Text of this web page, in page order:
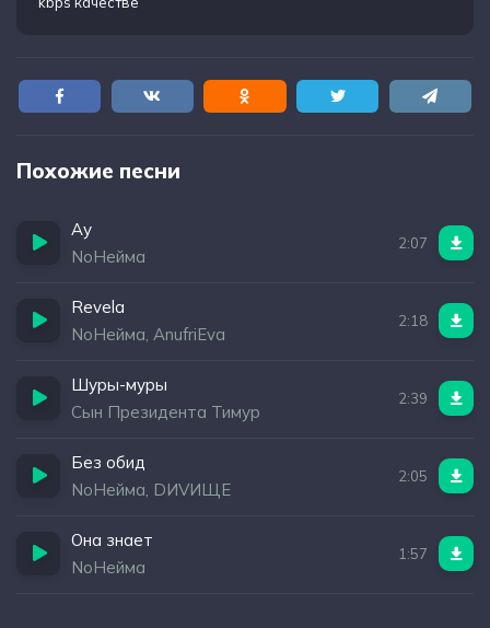
Похожие песни
Ау
NoНейма
2:07
Revela
NoНейма, AnufriEva
2:18
Шуры-муры
Сын Президента Тимур
2:39
Без обид
NoНейма, DИVИЩЕ
2:05
Она знает
NoНейма
1:57